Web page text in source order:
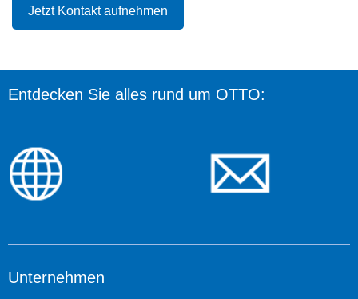
Jetzt Kontakt aufnehmen
Entdecken Sie alles rund um OTTO:
Unternehmen